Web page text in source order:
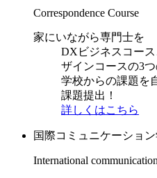
Correspondence Course
家にいながら専門士を
DXビジネスコー
ザインコースの3つ
学校からの課題を
課題提出！
詳しくはこちら
国際コミュニケーショ
International communication